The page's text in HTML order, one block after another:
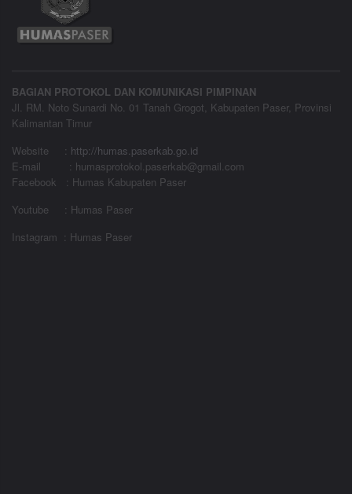
BAGIAN PROTOKOL DAN KOMUNIKASI PIMPINAN
Jl. RM. Noto Sunardi No. 01 Tanah Grogot, Kabupaten Paser, Provinsi
Kalimantan Timur
Website
: http://humas.paserkab.go.id
E-mail : humasprotokol.paserkab@gmail.com
Facebook : Humas Kabupaten Paser
Youtube : Humas Paser
Instagram : Humas Paser